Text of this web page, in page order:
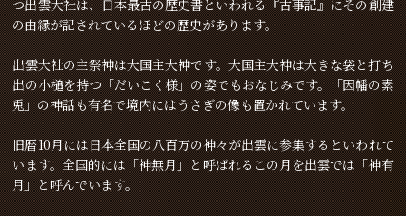
つ出雲大社は、日本最古の歴史書といわれる『古事記』にその創建
の由縁が記されているほどの歴史があります。
出雲大社の主祭神は大国主大神です。大国主大神は大きな袋と打ち
出の小槌を持つ「だいこく様」の姿でもおなじみです。「因幡の素
兎」の神話も有名で境内にはうさぎの像も置かれています。
旧暦10月には日本全国の八百万の神々が出雲に参集するといわれて
います。全国的には「神無月」と呼ばれるこの月を出雲では「神有
月」と呼んでいます。